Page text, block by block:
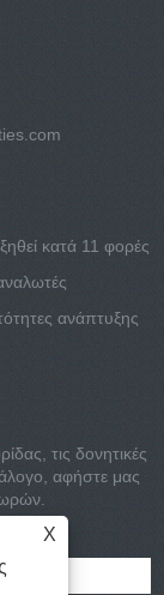
κατά 11 φορές
ανάπτυξης
τις δονητικές
αφήστε μας
X